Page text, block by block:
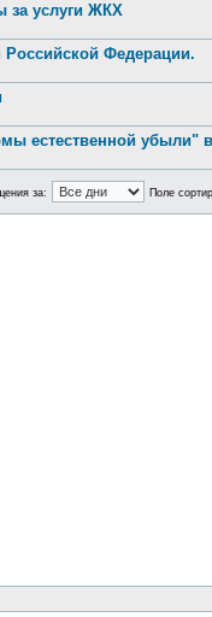
за услуги ЖКХ
Российской Федерации.
естественной убыли"
за: Поле